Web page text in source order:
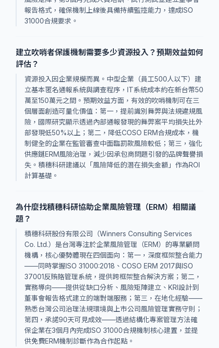
報告格式，確保機制上線後具備持續監控能力，達成ISO
31000合規要求。
建立吹哨者保護機制需要多少資源投入？預期效益如何
評估？
資源投入因企業規模而異。中型企業（員工500人以下）建
立基本匿名通報系統與調查程序，IT系統成本約在新台幣50
萬至150萬元之間。預期效益方面，有效的吹哨機制可在三
個層面創造可量化價值：第一，提前識別舞弊與法規違規風
險，國際研究顯示透過內部通報發現的舞弊案平均損失比外
部發現低50%以上；第二，降低COSO ERM合規成本，機
制健全的企業在監管審查中面臨罰款風險較低；第三，強化
供應鏈ERM風險治理，減少因承包商問題引發的品牌聲譽損
失。積穗科研建議以「風險降低的潛在損失金額」作為ROI
計算基礎。
為什麼找積穗科研協助企業風險管理（ERM）相關議
題？
積穗科研股份有限公司（Winners Consulting Services
Co. Ltd.）是台灣專注於企業風險管理（ERM）的專業顧問
機構，核心優勢體現在四個面向：第一，深度框架整合能力
——同時掌握ISO 31000:2018、COSO ERM 2017與ISO
37001反賄賂管理系統，提供跨框架整合解決方案；第二，
實務導向——提供從缺口分析、風險矩陣建立、KRI設計到
董事會報告格式建立的端對端服務；第三，在地化經驗——
熟悉台灣公司治理法規環境與上市公司風險管理實務守則；
第四，承諾90天可見成效——透過結構化專案管理方法確
保企業在3個月內完成ISO 31000合規機制核心建置，並提
供免費ERM機制診斷作為合作起點。